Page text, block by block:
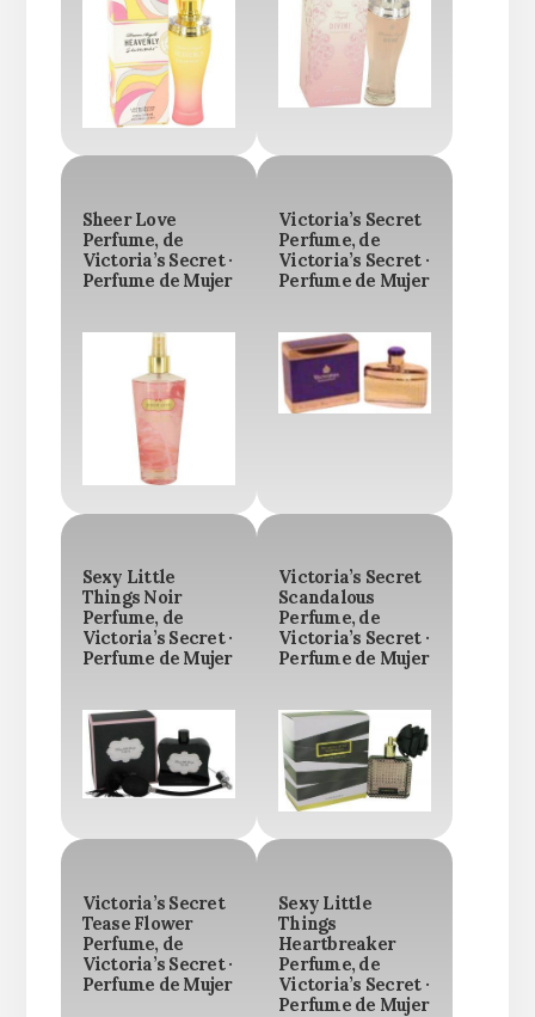
Sheer Love
Perfume, de
Victoria’s Secret ·
Perfume de Mujer
Victoria’s Secret
Perfume, de
Victoria’s Secret ·
Perfume de Mujer
Sexy Little
Things Noir
Perfume, de
Victoria’s Secret ·
Perfume de Mujer
Victoria’s Secret
Scandalous
Perfume, de
Victoria’s Secret ·
Perfume de Mujer
Victoria’s Secret
Tease Flower
Perfume, de
Victoria’s Secret ·
Perfume de Mujer
Sexy Little
Things
Heartbreaker
Perfume, de
Victoria’s Secret ·
Perfume de Mujer